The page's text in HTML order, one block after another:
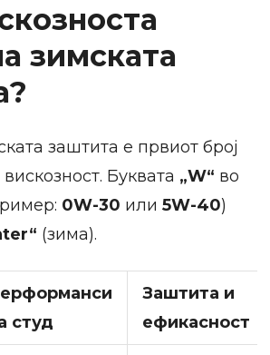
зимската
заштита е првиот број
Буквата „W“ во
0W-30 или 5W-40)
(зима).
студ
Заштита и
ефикасност